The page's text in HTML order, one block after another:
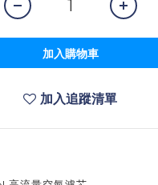
加入購物車
加入追蹤清單